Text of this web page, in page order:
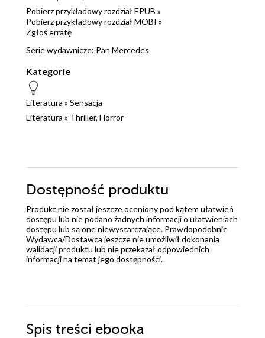
Pobierz przykładowy rozdział EPUB »
Pobierz przykładowy rozdział MOBI »
Zgłoś erratę
Serie wydawnicze: Pan Mercedes
Kategorie
Literatura » Sensacja
Literatura » Thriller, Horror
Dostępność produktu
Produkt nie został jeszcze oceniony pod kątem ułatwień
dostępu lub nie podano żadnych informacji o ułatwieniach
dostępu lub są one niewystarczające. Prawdopodobnie
Wydawca/Dostawca jeszcze nie umożliwił dokonania
walidacji produktu lub nie przekazał odpowiednich
informacji na temat jego dostępności.
Spis treści ebooka